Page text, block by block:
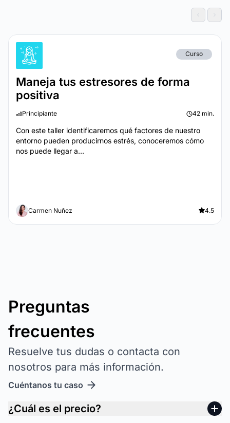
Curso
Maneja tus estresores de forma
positiva
Principiante 42 min.
Con este taller identificaremos qué factores de nuestro
entorno pueden producirnos estrés, conoceremos cómo
nos puede llegar a...
Carmen Nuñez 4.5
Preguntas
frecuentes
Resuelve tus dudas o contacta con
nosotros para más información.
Cuéntanos tu caso
¿Cuál es el precio?